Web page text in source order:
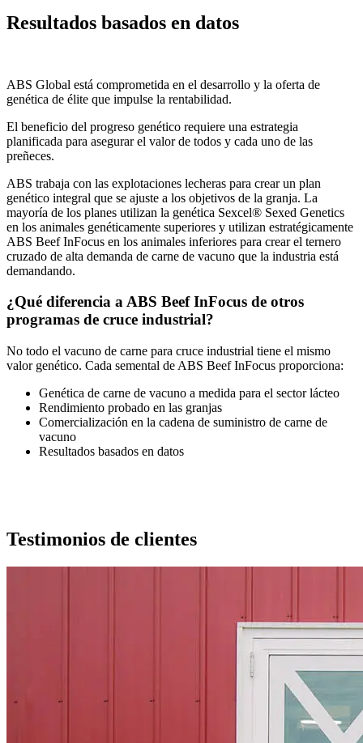
Resultados basados en datos
ABS Global está comprometida en el desarrollo y la oferta de
genética de élite que impulse la rentabilidad.
El beneficio del progreso genético requiere una estrategia
planificada para asegurar el valor de todos y cada uno de las
preñeces.
ABS trabaja con las explotaciones lecheras para crear un plan
genético integral que se ajuste a los objetivos de la granja. La
mayoría de los planes utilizan la genética Sexcel® Sexed Genetics
en los animales genéticamente superiores y utilizan estratégicamente
ABS Beef InFocus en los animales inferiores para crear el ternero
cruzado de alta demanda de carne de vacuno que la industria está
demandando.
¿Qué diferencia a ABS Beef InFocus de otros
programas de cruce industrial?
No todo el vacuno de carne para cruce industrial tiene el mismo
valor genético. Cada semental de ABS Beef InFocus proporciona:
Genética de carne de vacuno a medida para el sector lácteo
Rendimiento probado en las granjas
Comercialización en la cadena de suministro de carne de
vacuno
Resultados basados en datos
Testimonios de clientes